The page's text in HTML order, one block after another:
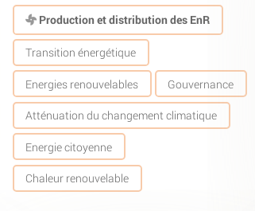
Production et distribution des EnR
Transition énergétique
Energies renouvelables Gouvernance
Atténuation du changement climatique
Energie citoyenne
Chaleur renouvelable